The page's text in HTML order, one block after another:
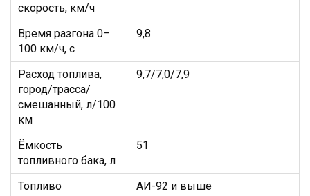
скорость, км/ч
Время разгона 0–
100 км/ч, с
9,8
Расход топлива,
город/трасса/
смешанный, л/100
км
9,7/7,0/7,9
Ёмкость
топливного бака, л
51
Топливо АИ-92 и выше